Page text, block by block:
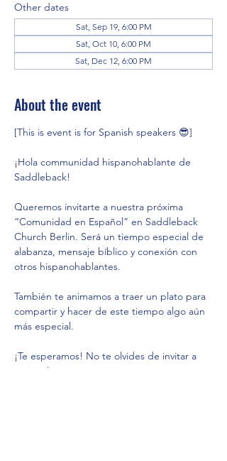
Other dates
Sat, Sep 19, 6:00 PM
Sat, Oct 10, 6:00 PM
Sat, Dec 12, 6:00 PM
About the event
[This is event is for Spanish speakers 😎]
¡Hola communidad hispanohablante de
Saddleback!
Queremos invitarte a nuestra próxima
“Comunidad en Español” en Saddleback
Church Berlin. Será un tiempo especial de
alabanza, mensaje bíblico y conexión con
otros hispanohablantes.
También te animamos a traer un plato para
compartir y hacer de este tiempo algo aún
más especial.
¡Te esperamos! No te olvides de invitar a
amigos!